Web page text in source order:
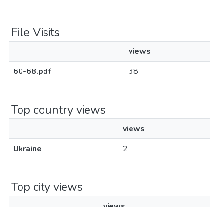
File Visits
views
60-68.pdf
38
Top country views
views
Ukraine
2
Top city views